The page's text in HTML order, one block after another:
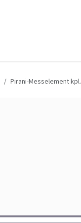
Pirani-Messelement kpl.